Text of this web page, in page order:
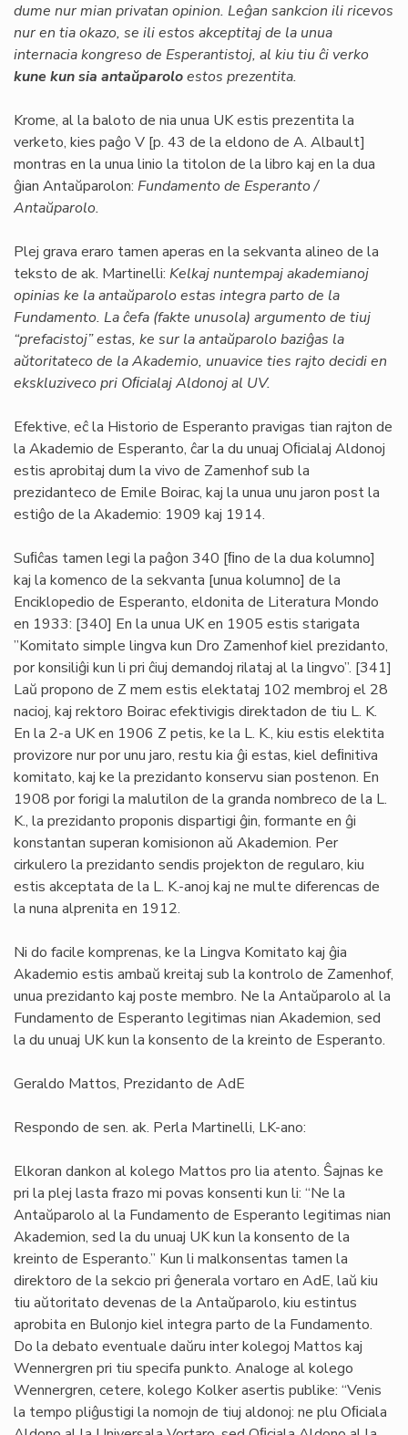
dume nur mian privatan opinion. Leĝan sankcion ili ricevos
nur en tia okazo, se ili estos akceptitaj de la unua
internacia kongreso de Esperantistoj, al kiu tiu ĉi verko
kune kun sia antaŭparoloestos prezentita.
Krome, al la baloto de nia unua UK estis prezentita la
verketo, kies paĝo V [p. 43 de la eldono de A. Albault]
montras en la unua linio la titolon de la libro kaj en la dua
ĝian Antaŭparolon: Fundamento de Esperanto /
Antaŭparolo.
Plej grava eraro tamen aperas en la sekvanta alineo de la
teksto de ak. Martinelli: Kelkaj nuntempaj akademianoj
opinias ke la antaŭparolo estas integra parto de la
Fundamento. La ĉefa (fakte unusola) argumento de tiuj
“prefacistoj” estas, ke sur la antaŭparolo baziĝas la
aŭtoritateco de la Akademio, unuavice ties rajto decidi en
ekskluziveco pri Oﬁcialaj Aldonoj al UV.
Efektive, eĉ la Historio de Esperanto pravigas tian rajton de
la Akademio de Esperanto, ĉar la du unuaj Oﬁcialaj Aldonoj
estis aprobitaj dum la vivo de Zamenhof sub la
prezidanteco de Emile Boirac, kaj la unua unu jaron post la
estiĝo de la Akademio: 1909 kaj 1914.
Suﬁĉas tamen legi la paĝon 340 [ﬁno de la dua kolumno]
kaj la komenco de la sekvanta [unua kolumno] de la
Enciklopedio de Esperanto, eldonita de Literatura Mondo
en 1933: [340] En la unua UK en 1905 estis starigata
”Komitato simple lingva kun Dro Zamenhof kiel prezidanto,
por konsiliĝi kun li pri ĉiuj demandoj rilataj al la lingvo”. [341]
Laŭ propono de Z mem estis elektataj 102 membroj el 28
nacioj, kaj rektoro Boirac efektivigis direktadon de tiu L. K.
En la 2-a UK en 1906 Z petis, ke la L. K., kiu estis elektita
provizore nur por unu jaro, restu kia ĝi estas, kiel deﬁnitiva
komitato, kaj ke la prezidanto konservu sian postenon. En
1908 por forigi la malutilon de la granda nombreco de la L.
K., la prezidanto proponis dispartigi ĝin, formante en ĝi
konstantan superan komisionon aŭ Akademion. Per
cirkulero la prezidanto sendis projekton de regularo, kiu
estis akceptata de la L. K.-anoj kaj ne multe diferencas de
la nuna alprenita en 1912.
Ni do facile komprenas, ke la Lingva Komitato kaj ĝia
Akademio estis ambaŭ kreitaj sub la kontrolo de Zamenhof,
unua prezidanto kaj poste membro. Ne la Antaŭparolo al la
Fundamento de Esperanto legitimas nian Akademion, sed
la du unuaj UK kun la konsento de la kreinto de Esperanto.
Geraldo Mattos, Prezidanto de AdE
Respondo de sen. ak. Perla Martinelli, LK-ano:
Elkoran dankon al kolego Mattos pro lia atento. Ŝajnas ke
pri la plej lasta frazo mi povas konsenti kun li: “Ne la
Antaŭparolo al la Fundamento de Esperanto legitimas nian
Akademion, sed la du unuaj UK kun la konsento de la
kreinto de Esperanto.” Kun li malkonsentas tamen la
direktoro de la sekcio pri ĝenerala vortaro en AdE, laŭ kiu
tiu aŭtoritato devenas de la Antaŭparolo, kiu estintus
aprobita en Bulonjo kiel integra parto de la Fundamento.
Do la debato eventuale daŭru inter kolegoj Mattos kaj
Wennergren pri tiu specifa punkto. Analoge al kolego
Wennergren, cetere, kolego Kolker asertis publike: “Venis
la tempo pliĝustigi la nomojn de tiuj aldonoj: ne plu Oﬁciala